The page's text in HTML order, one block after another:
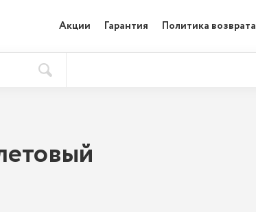
Акции Гарантия Политика возврата